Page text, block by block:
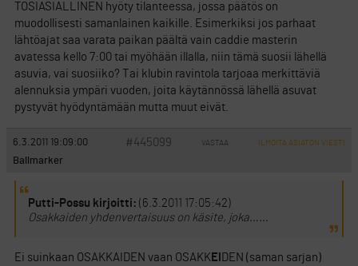
TOSIASIALLINEN hyöty tilanteessa, jossa päätös on
muodollisesti samanlainen kaikille. Esimerkiksi jos parhaat
lähtöajat saa varata paikan päältä vain caddie masterin
avatessa kello 7:00 tai myöhään illalla, niin tämä suosii lähellä
asuvia, vai suosiiko? Tai klubin ravintola tarjoaa merkittäviä
alennuksia ympäri vuoden, joita käytännössä lähellä asuvat
pystyvät hyödyntämään mutta muut eivät.
6.3.2011 19:09:00 #445099 VASTAA ILMOITA ASIATON VIESTI
Ballmarker
Putti-Possu kirjoitti: (6.3.2011 17:05:42)
Osakkaiden yhdenvertaisuus on käsite, joka……
Ei suinkaan OSAKKAIDEN vaan OSAKK EI DEN (saman sarjan)